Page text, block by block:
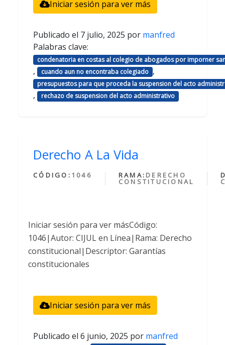
Iniciar sesión para ver más
Publicado el 7 julio, 2025 por manfred
Palabras clave:
condenatoria en costas al colegio de abogados por imporner
, cuando aun no encontraba colegiado ,
presupuestos para que proceda la suspension del acto
, rechazo de suspension del acto administrativo
Derecho A La Vida
CÓDIGO: 1046 RAMA: DERECHO
CONSTITUCIONAL
Iniciar sesión para ver másCódigo:
1046|Autor: CIJUL en Línea|Rama: Derecho
constitucional|Descriptor: Garantías
constitucionales
Iniciar sesión para ver más
Publicado el 6 junio, 2025 por manfred